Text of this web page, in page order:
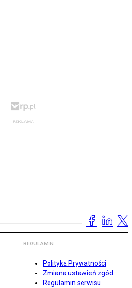
REGULAMIN
Polityka Prywatności
Zmiana ustawień zgód
Regulamin serwisu